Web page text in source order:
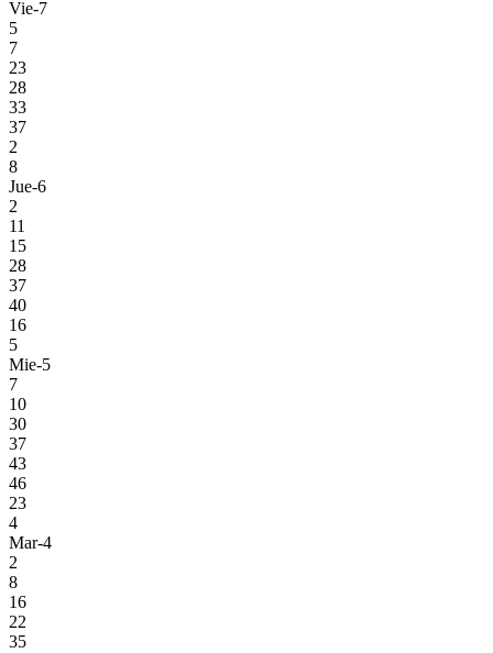
Vie-7
5
7
23
28
33
37
2
8
Jue-6
2
11
15
28
37
40
16
5
Mie-5
7
10
30
37
43
46
23
4
Mar-4
2
8
16
22
35